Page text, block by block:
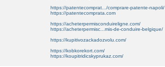
https://patentecomprat.../comprare-patente-napoli/
https://patentecomprata.com
https://acheterpermisconduireligne.com/
https://acheterpermisc...mis-de-conduire-belgique/
https://kupitivozackadozvolu.com/
https://kobkorekort.com/
https://koupitridicskyprukaz.com/